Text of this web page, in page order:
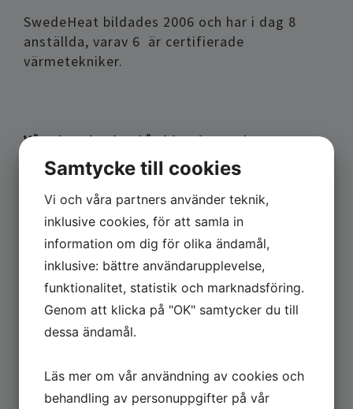
SwedeHeat bildades 2006 och har i dag 8
anställda, varav 6 är certifierade
värmetekniker.
Våra kunder består bland annat av:
Raffinaderier
Mekaniska verkstäder
Kraft- och värmeverk
Kärnkraftverk
Varv
Företag inom stål-, kemisk och
offshoreindustri
EN ISO 9001:2015
Samtycke till cookies
Vi och våra partners använder teknik,
inklusive cookies, för att samla in
information om dig för olika ändamål,
inklusive: bättre användarupplevelse,
funktionalitet, statistik och marknadsföring.
Genom att klicka på "OK" samtycker du till
dessa ändamål.
Läs mer om vår användning av cookies och
behandling av personuppgifter på vår